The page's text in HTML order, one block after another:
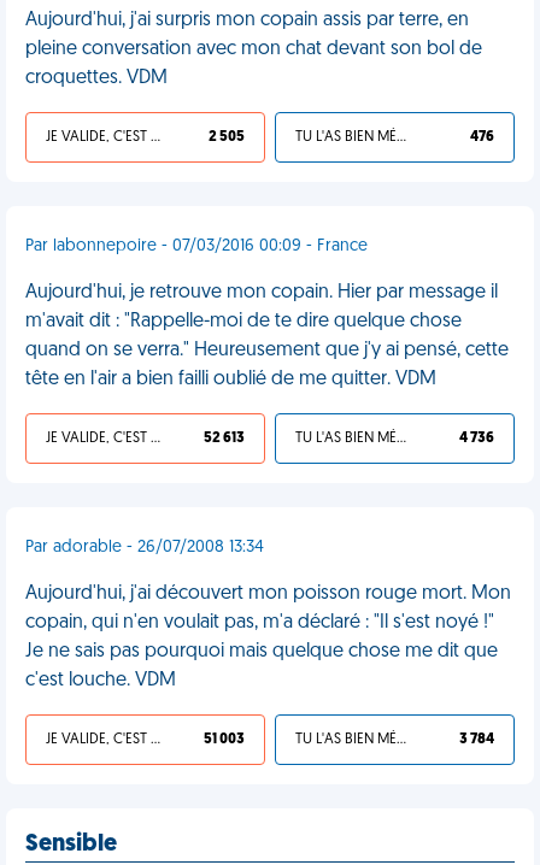
Aujourd'hui, j'ai surpris mon copain assis par terre, en
pleine conversation avec mon chat devant son bol de
croquettes. VDM
JE VALIDE, C'EST UNE VDM 2 505 TU L'AS BIEN MÉRITÉ 476
Par labonnepoire - 07/03/2016 00:09 - France
Aujourd'hui, je retrouve mon copain. Hier par message il
m'avait dit : "Rappelle-moi de te dire quelque chose
quand on se verra." Heureusement que j'y ai pensé, cette
tête en l'air a bien failli oublié de me quitter. VDM
JE VALIDE, C'EST UNE VDM 52 613 TU L'AS BIEN MÉRITÉ 4 736
Par adorable - 26/07/2008 13:34
Aujourd'hui, j'ai découvert mon poisson rouge mort. Mon
copain, qui n'en voulait pas, m'a déclaré : "Il s'est noyé !"
Je ne sais pas pourquoi mais quelque chose me dit que
c'est louche. VDM
JE VALIDE, C'EST UNE VDM 51 003 TU L'AS BIEN MÉRITÉ 3 784
Sensible